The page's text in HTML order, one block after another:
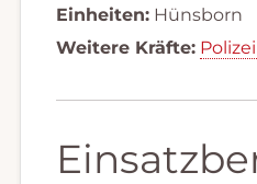
Einheiten:Hünsborn
Weitere Kräfte: